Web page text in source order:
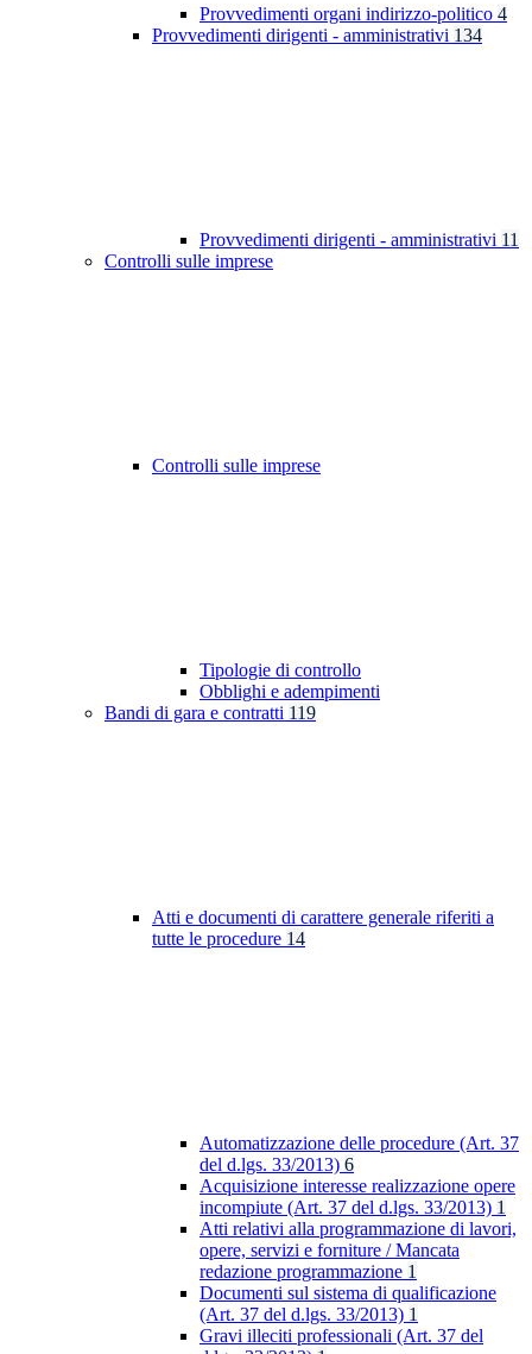
Provvedimenti organi indirizzo-politico 4
Provvedimenti dirigenti - amministrativi 134
Provvedimenti dirigenti - amministrativi 11
Controlli sulle imprese
Controlli sulle imprese
Tipologie di controllo
Obblighi e adempimenti
Bandi di gara e contratti 119
Atti e documenti di carattere generale riferiti a
tutte le procedure 14
Automatizzazione delle procedure (Art. 37
del d.lgs. 33/2013) 6
Acquisizione interesse realizzazione opere
incompiute (Art. 37 del d.lgs. 33/2013) 1
Atti relativi alla programmazione di lavori,
opere, servizi e forniture / Mancata
redazione programmazione 1
Documenti sul sistema di qualificazione
(Art. 37 del d.lgs. 33/2013) 1
Gravi illeciti professionali (Art. 37 del